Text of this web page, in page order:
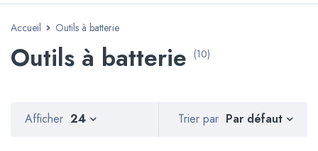
Accueil Outils à batterie
Outils à batterie (10)
Trier par Par défaut
Afficher 24